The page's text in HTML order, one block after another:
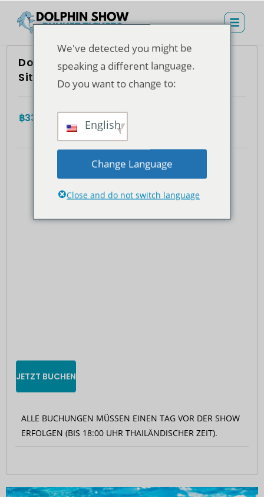
Dolphins Bay Phuket – Normaler
Sitzplatz (Einwohner Thailands)
฿335.00
JETZT BUCHEN
ALLE BUCHUNGEN MÜSSEN EINEN TAG VOR DER SHOW
ERFOLGEN (BIS 18:00 UHR THAILÄNDISCHER ZEIT).
We've detected you might be
speaking a different language.
Do you want to change to:
English
Change Language
Close and do not switch language